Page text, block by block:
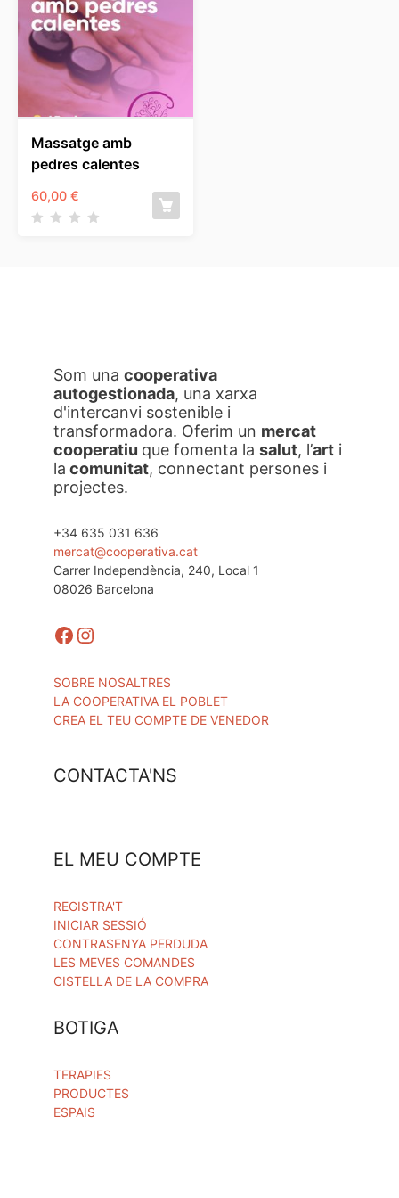
Massatge amb
pedres calentes
60,00 €
Som una cooperativa
autogestionada, una xarxa
d'intercanvi sostenible i
transformadora. Oferim un mercat
cooperatiu que fomenta la salut, l’art i
la comunitat, connectant persones i
projectes.
+34 635 031 636
mercat@cooperativa.cat
Carrer Independència, 240, Local 1
08026 Barcelona
Facebook
Instagram
SOBRE NOSALTRES
LA COOPERATIVA EL POBLET
CREA EL TEU COMPTE DE VENEDOR
CONTACTA'NS
EL MEU COMPTE
REGISTRA'T
INICIAR SESSIÓ
CONTRASENYA PERDUDA
LES MEVES COMANDES
CISTELLA DE LA COMPRA
BOTIGA
TERAPIES
PRODUCTES
ESPAIS